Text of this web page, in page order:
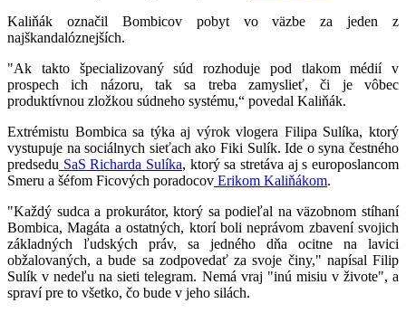
Kaliňák označil Bombicov pobyt vo väzbe za jeden z
najškandalóznejších.
"Ak takto špecializovaný súd rozhoduje pod tlakom médií v
prospech ich názoru, tak sa treba zamyslieť, či je vôbec
produktívnou zložkou súdneho systému,“ povedal Kaliňák.
Extrémistu Bombica sa týka aj výrok vlogera Filipa Sulíka, ktorý
vystupuje na sociálnych sieťach ako Fiki Sulík. Ide o syna čestného
predsedu SaS Richarda Sulíka, ktorý sa stretáva aj s europoslancom
Smeru a šéfom Ficových poradocov Erikom Kaliňákom.
"Každý sudca a prokurátor, ktorý sa podieľal na väzobnom stíhaní
Bombica, Magáta a ostatných, ktorí boli neprávom zbavení svojich
základných ľudských práv, sa jedného dňa ocitne na lavici
obžalovaných, a bude sa zodpovedať za svoje činy," napísal Filip
Sulík v nedeľu na sieti telegram. Nemá vraj "inú misiu v živote", a
spraví pre to všetko, čo bude v jeho silách.